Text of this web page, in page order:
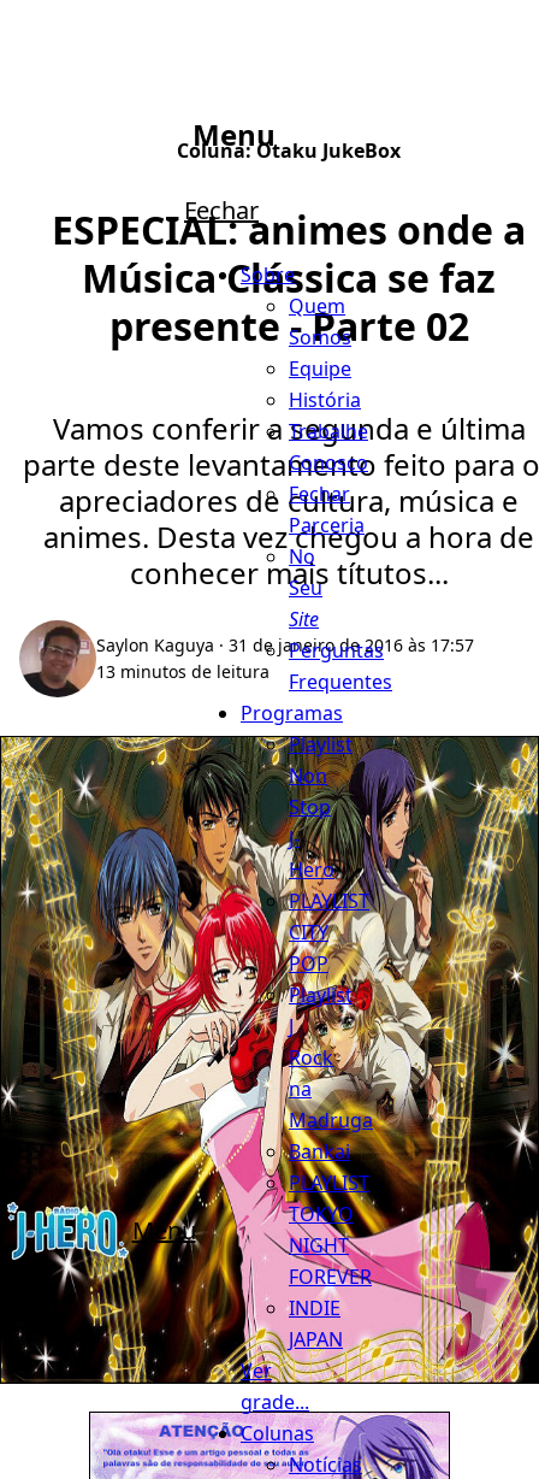
Menu
Menu
Fechar
Sobre
Quem
Somos
Equipe
História
Trabalhe
Conosco
Fechar
Parceria
No
Seu
Site
Perguntas
Frequentes
Programas
Playlist
Non
Stop
J-
Hero
PLAYLIST
CITY
POP
Playlist
J
Rock
na
Madruga
Bankai
PLAYLIST
TOKYO
NIGHT
FOREVER
INDIE
JAPAN
Ver
grade...
Colunas
Notícias
Coluna:Otaku JukeBox
ESPECIAL: animes onde a
Música Clássica se faz
presente - Parte 02
Vamos conferir a segunda e última
parte deste levantamento feito para
apreciadores de cultura, música e
animes. Desta vez chegou a hora de
conhecer mais títutos...
Saylon Kaguya · 31 de janeiro de 2016 às 17:57
13 minutos de leitura